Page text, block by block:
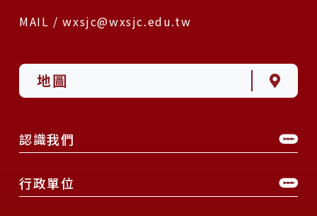
MAIL / wxsjc@wxsjc.edu.tw
地圖
認識我們
行政單位